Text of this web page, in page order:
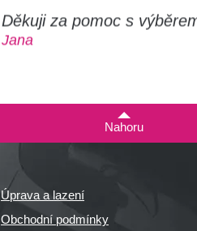
Děkuji za pomoc s
Jana
Nahoru
Úprava a lazení
Obchodní podmínky